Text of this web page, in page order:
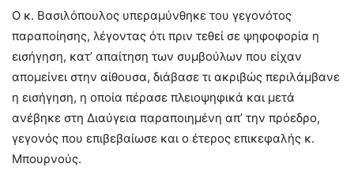
Ο κ. Βασιλόπουλος υπεραμύνθηκε του γεγονότος
παραποίησης, λέγοντας ότι πριν τεθεί σε ψηφοφορία η
εισήγηση, κατ’ απαίτηση των συμβούλων που είχαν
απομείνει στην αίθουσα, διάβασε τι ακριβώς περιλάμβανε
η εισήγηση, η οποία πέρασε πλειοψηφικά και μετά
ανέβηκε στη Διαύγεια παραποιημένη απ’ την πρόεδρο,
γεγονός που επιβεβαίωσε και ο έτερος επικεφαλής κ.
Μπουρνούς.